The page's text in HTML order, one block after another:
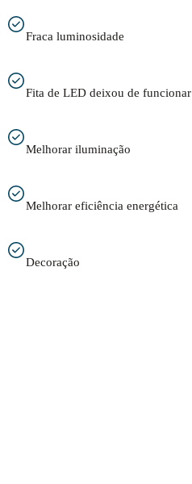
Fraca luminosidade
Fita de LED deixou de funcionar
Melhorar iluminação
Melhorar eficiência energética
Decoração